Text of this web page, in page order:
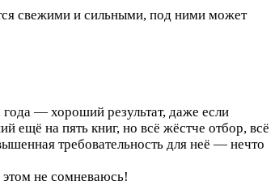
свежими и сильными, под ними может
года — хороший результат, даже если
ещё на пять книг, но всё жёстче отбор, всё
требовательность для неё — нечто
не сомневаюсь!